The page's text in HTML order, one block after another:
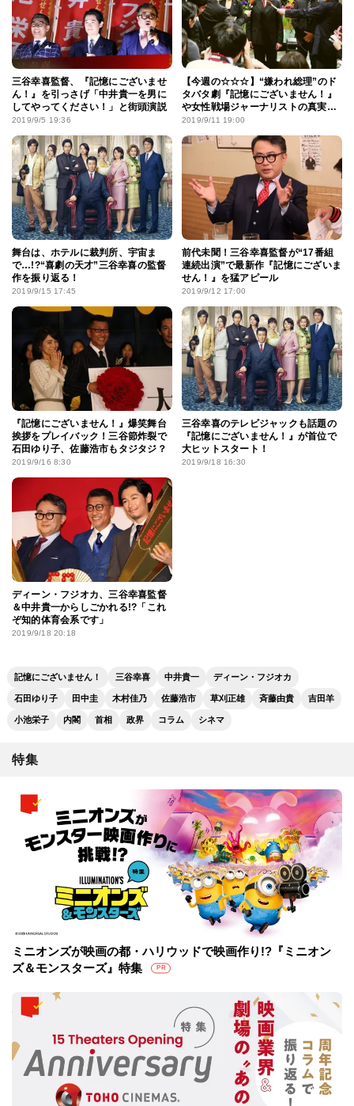
三谷幸喜監督、『記憶にございませ
ん！』を引っさげ「中井貴一を男に
してやってください！」と街頭演説
2019/9/5 19:36
【今週の☆☆☆】“嫌われ総理”のド
タバタ劇『記憶にございません！』
や女性戦場ジャーナリストの真実を
描く『プライベート・ウォー』など
2019/9/11 19:00
舞台は、ホテルに裁判所、宇宙ま
で…!?“喜劇の天才”三谷幸喜の監督
作を振り返る！
2019/9/15 17:45
前代未聞！三谷幸喜監督が“17番組
連続出演”で最新作『記憶にございま
せん！』を猛アピール
2019/9/12 17:00
『記憶にございません！』爆笑舞台
挨拶をプレイバック！三谷節炸裂で
石田ゆり子、佐藤浩市もタジタジ？
2019/9/16 8:30
三谷幸喜のテレビジャックも話題の
『記憶にございません！』が首位で
大ヒットスタート！
2019/9/18 16:30
ディーン・フジオカ、三谷幸喜監督
＆中井貴一からしごかれる!?「これ
ぞ知的体育会系です」
2019/9/18 20:18
記憶にございません！ 三谷幸喜 中井貴一 ディーン・フジオカ
石田ゆり子 田中圭 木村佳乃 佐藤浩市 草刈正雄 斉藤由貴 吉田羊
小池栄子 内閣 首相 政界 コラム シネマ
特集
ミニオンズが映画の都・ハリウッドで映画作り!?『ミニオン
ズ＆モンスターズ』特集
PR